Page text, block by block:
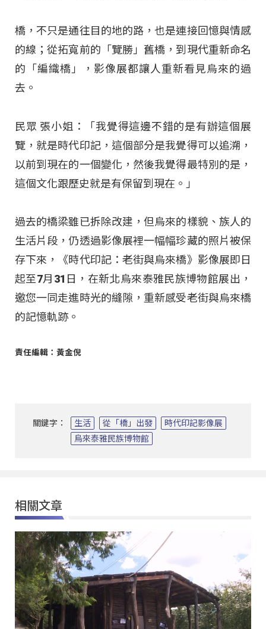
橋，不只是通往目的地的路，也是連接回憶與情感
的線；從拓寬前的「覽勝」舊橋，到現代重新命名
的「編織橋」，影像展都讓人重新看見烏來的過
去。
民眾 張小姐：「我覺得這邊不錯的是有辦這個展
覽，就是時代印記，這個部分是我覺得可以追溯，
以前到現在的一個變化，然後我覺得最特別的是，
這個文化跟歷史就是有保留到現在。」
過去的橋梁雖已拆除改建，但烏來的樣貌、族人的
生活片段，仍透過影像展裡一幅幅珍藏的照片被保
存下來，《時代印記：老街與烏來橋》影像展即日
起至7月31日，在新北烏來泰雅民族博物館展出，
邀您一同走進時光的縫隙，重新感受老街與烏來橋
的記憶軌跡。
責任編輯：黃金倪
關鍵字： 生活 從「橋」出發
時代印記影像展
烏來泰雅民族博物館
相關文章